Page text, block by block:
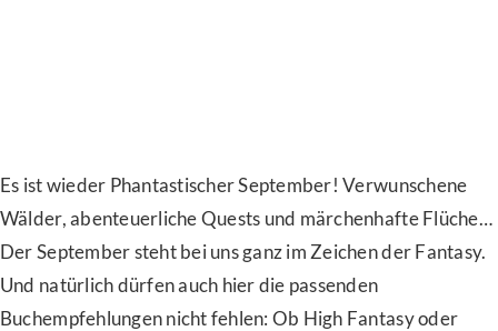
Es ist wieder Phantastischer September! Verwunschene
Wälder, abenteuerliche Quests und märchenhafte Flüche…
Der September steht bei uns ganz im Zeichen der Fantasy.
Und natürlich dürfen auch hier die passenden
Buchempfehlungen nicht fehlen: Ob High Fantasy oder